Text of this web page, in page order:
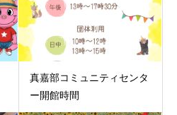
真嘉部コミュニティセンタ
ー開館時間